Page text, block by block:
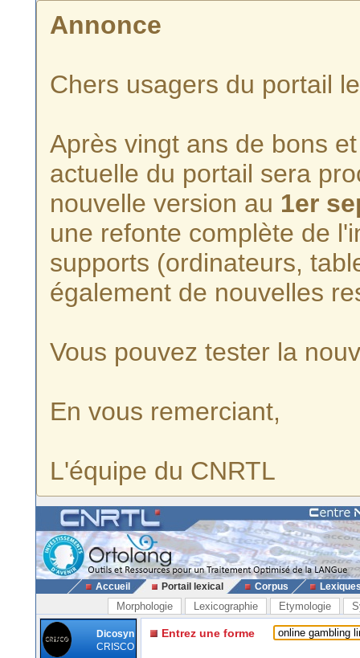
Annonce
Chers usagers du portail
Après vingt ans de bons
actuelle du portail sera
nouvelle version au 1er
une refonte complète de
supports (ordinateurs,
également de nouvelles
Vous pouvez tester la
En vous remerciant,
L'équipe du CNRTL
Accueil Portail lexical Corpus
Morphologie Lexicographie Etymologie
Dicosyn
CRISCO
Entrez une forme